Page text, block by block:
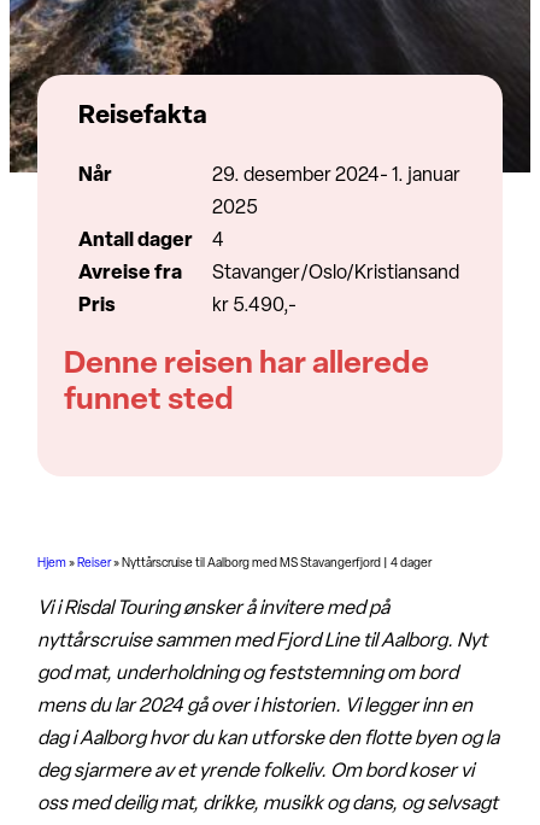
Hjem» Reiser» Nyttårscruise til Aalborg med MS Stavangerfjord | 4 dager
Vi i Risdal Touring ønsker å invitere med på
nyttårscruise sammen med Fjord Line til Aalborg. Nyt
god mat, underholdning og feststemning om bord
mens du lar 2024 gå over i historien. Vi legger inn en
dag i Aalborg hvor du kan utforske den flotte byen og la
deg sjarmere av et yrende folkeliv. Om bord koser vi
oss med deilig mat, drikke, musikk og dans, og selvsagt
Reisefakta
Når
29. desember 2024- 1. januar
2025
Antall dager
4
Avreise fra
Stavanger/Oslo/Kristiansand
Pris
kr 5.490,-
Denne reisen har allerede
funnet sted